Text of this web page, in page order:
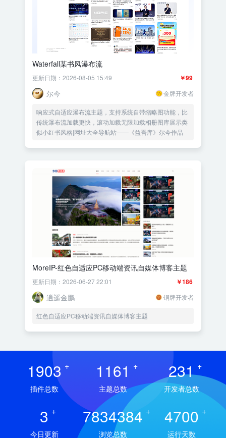
Waterfall某书风瀑布流
￥99
更新日期：2026-08-05 15:49
尔今 金牌开发者
响应式自适应瀑布流主题，支持系统自带缩略图功能，比
传统瀑布流加载更快，滚动加载无限加载相册图库展示类
似小红书风格|网址大全导航站——《益吾库》尔今作品
MoreIP-红色自适应PC移动端资讯自媒体博客主题
￥186
更新日期：2026-06-27 22:01
逍遥金鹏 铜牌开发者
红色自适应PC移动端资讯自媒体博客主题
1903 +
插件总数
1161 +
主题总数
231 +
开发者总数
3 +
今日更新
7834384 +
浏览总数
4700 +
运行天数